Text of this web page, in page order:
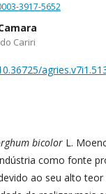
3917-5652
Cariri
bicolor L.
como fonte
ao seu alto teor